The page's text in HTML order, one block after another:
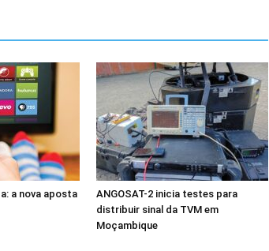
a nova aposta
ANGOSAT-2 inicia testes para
distribuir sinal da TVM em
Moçambique